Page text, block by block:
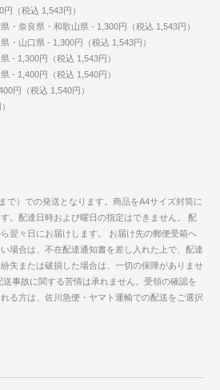
（税込 1,543円）
・奈良県・和歌山県 - 1,300円（税込 1,543円）
・山口県 - 1,300円（税込 1,543円）
- 1,300円（税込 1,543円）
- 1,400円（税込 1,540円）
円（税込 1,540円）
で）での発送となります。商品をA4サイズ封筒に
。配達日時および曜日の指定はできません。 配
翌々日にお届けします。 お届け先の郵便受箱へ
場合は、不在配達通知書を差し入れた上で、配達
失または破損した場合は、一切の保障がありませ
事故に関する苦情は承れません。受領の確認を
る方は、佐川急便・ヤマト運輸での配送をご選択